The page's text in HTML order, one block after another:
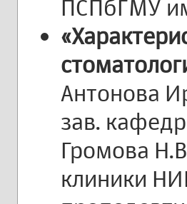
ПСПбГМУ
Антонова
зав.
Громова
клиники